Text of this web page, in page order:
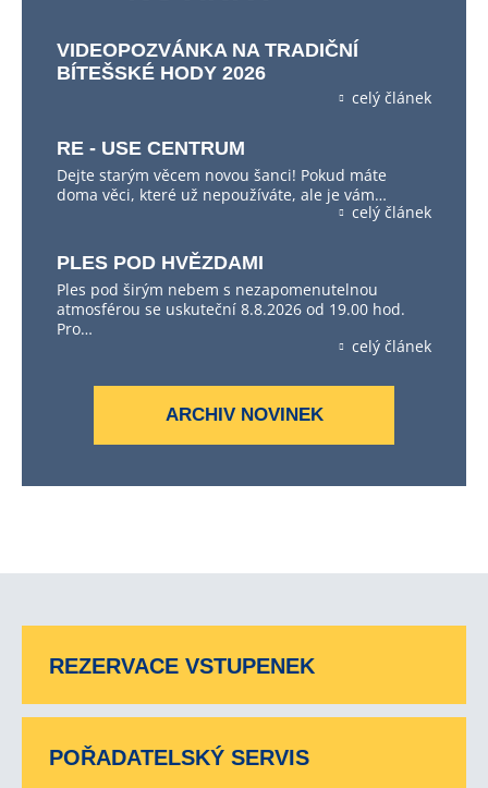
VIDEOPOZVÁNKA NA TRADIČNÍ
BÍTEŠSKÉ HODY 2026
celý článek
RE - USE CENTRUM
Dejte starým věcem novou šanci! Pokud máte
doma věci, které už nepoužíváte, ale je vám…
celý článek
PLES POD HVĚZDAMI
Ples pod širým nebem s nezapomenutelnou
atmosférou se uskuteční 8.8.2026 od 19.00 hod.
Pro…
celý článek
ARCHIV NOVINEK
REZERVACE VSTUPENEK
POŘADATELSKÝ SERVIS